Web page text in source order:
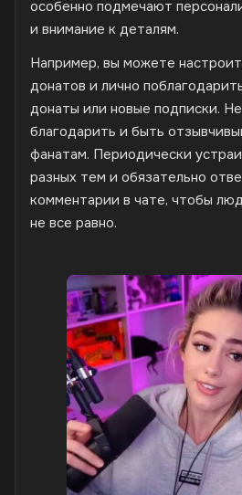
особенно подмечают
и внимание к деталям.
Например, вы можете
донатов и лично
донаты или новые подписки.
благодарить и быть
фанатам. Периодически
разных тем и обязательно
комментарии в чате, чтобы
не все равно.